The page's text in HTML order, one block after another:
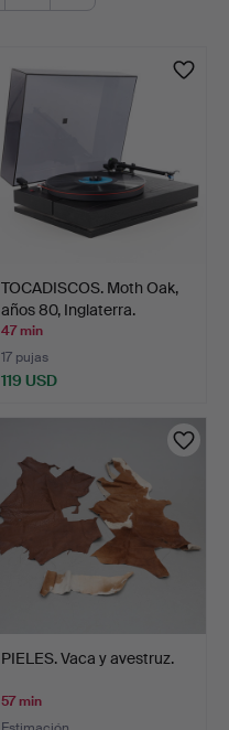
TOCADISCOS. Moth Oak,
años 80, Inglaterra.
47 min
17 pujas
119 USD
PIELES. Vaca y avestruz.
57 min